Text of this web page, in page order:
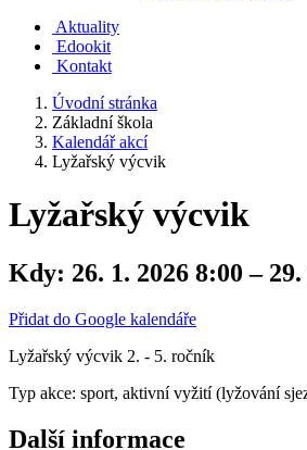
Aktuality
Edookit
Kontakt
Úvodní stránka
Základní škola
Kalendář akcí
Lyžařský výcvik
Lyžařský výcvik
Kdy: 26. 1. 2026 8:00 –
Přidat do Google kalendáře
Lyžařský výcvik 2. - 5. ročník
Typ akce: sport, aktivní vyžití (lyžování
Další informace